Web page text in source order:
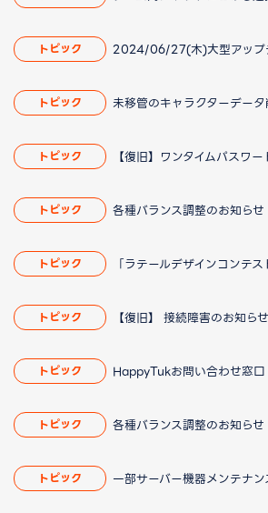
トピック
トピック
トピック
トピック 各種バランス調整のお知らせ
トピック
トピック 【復旧】 接続障害のお知らせ
トピック
トピック 各種バランス調整のお知らせ
トピック